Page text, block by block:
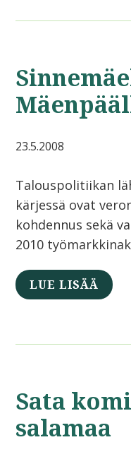
23.5.2008
Talouspolitiikan
kärjessä ovat
kohdennus sekä
2010
LUE LISÄÄ
Sata
salamaa